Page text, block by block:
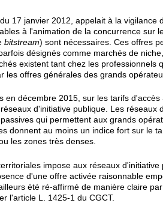
17 janvier 2012, appelait à la vigilance
à l'animation de la concurrence sur
bitstream) sont nécessaires. Ces offres
désignés comme marchés de
existent tant chez les professionnels
offres générales des grands
en décembre 2015, sur les tarifs d'accès
d'initiative publique. Les réseaux
qui permettent aux grands
donnent au moins un indice fort sur le
les zones très denses.
impose aux réseaux d'initiative
d'une offre activée raisonnable
été ré-affirmé de manière claire
l'article L. 1425-1 du CGCT.